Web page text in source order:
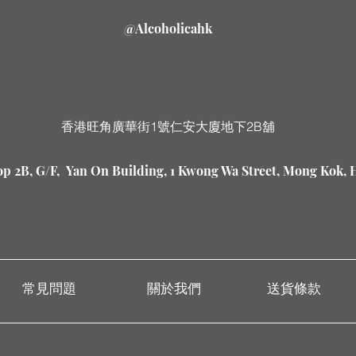
@Alcoholicahk
香港旺角廣華街1號仁安大廈地下2B舖
2B, G/F, Yan On Building, 1 Kwong Wa Street, Mong Kok,
常見問題 關於我們 送貨條款